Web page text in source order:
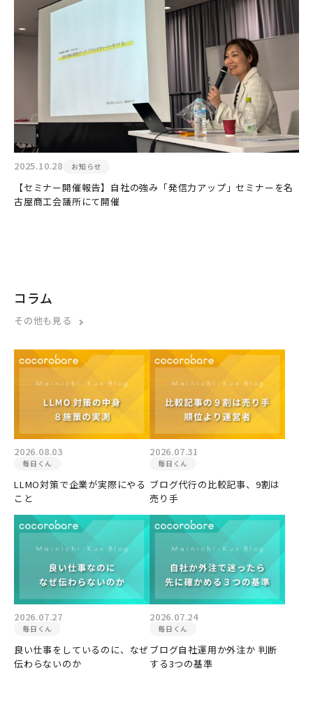
2025.10.28 お知らせ
【セミナー開催報告】自社の強み「発信力アップ」セミナーを名
古屋商工会議所にて開催
コラム
その他も見る
2026.08.03
毎日くん
LLMO対策で企業が実際にやる
こと
2026.07.31
毎日くん
ブログ代行の比較記事、9割は
売り手
2026.07.27
毎日くん
良い仕事をしているのに、なぜ
伝わらないのか
2026.07.24
毎日くん
ブログ自社運用か外注か 判断
する3つの基準